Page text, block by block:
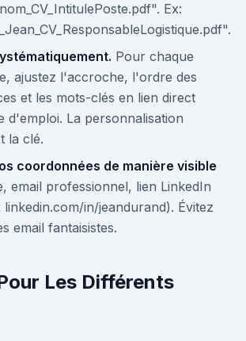
Ex:
Pour chaque
ajustez l'accroche, l'ordre des
et les mots-clés en lien direct
d'emploi. La personnalisation
la clé.
coordonnées de manière visible
email professionnel, lien LinkedIn
in/jeandurand). Évitez
email fantaisistes.
Les Différents